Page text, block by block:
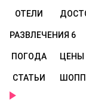
ОТЕЛИ
РАЗВЛЕЧЕНИЯ 6
ПОГОДА ЦЕНЫ
СТАТЬИ
